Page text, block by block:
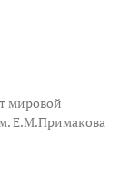
мировой
Е.М.Примакова